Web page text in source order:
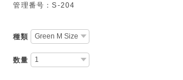
管理番号：S-204
種類
数量